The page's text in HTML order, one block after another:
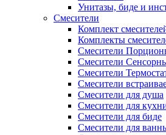
Унитазы, биде и
Смесители
Комплект
Комплекты
Смесители
Смесители
Смесители
Смесители
Смесители для душа
Смесители для
Смесители для биде
Смесители для